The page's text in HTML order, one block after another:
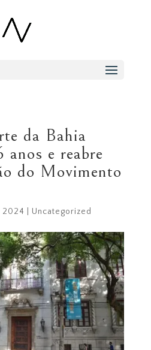
da Bahia
anos e reabre
do Movimento
2024 Uncategorized